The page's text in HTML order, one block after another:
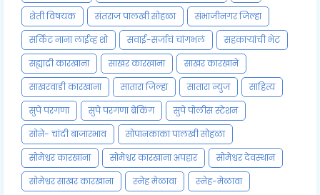
शेती विषयक
संतराज पालखी सोहळा
संभाजीनगर जिल्हा
सर्किट नाना लाईव्ह शो
सवाई-सर्जाचं चांगभलं
सहकाऱ्यांची भेट
सह्याद्री कारखाना
साखर कारखाना
साखर कारखाने
साखरवाडी कारखाना
सातारा जिल्हा सातारा न्युज
साहित्य
सुपे परगणा
सुपे परगणा ब्रेकिंग
सुपे पोलीस स्टेशन
सोने- चांदी बाजारभाव
सोपानकाका पालखी सोहळा
सोमेश्वर कारखाना
सोमेश्वर कारखाना अपहार
सोमेश्वर देवस्थान
सोमेश्वर साखर कारखाना
स्नेह मेळावा
स्नेह-मेळावा